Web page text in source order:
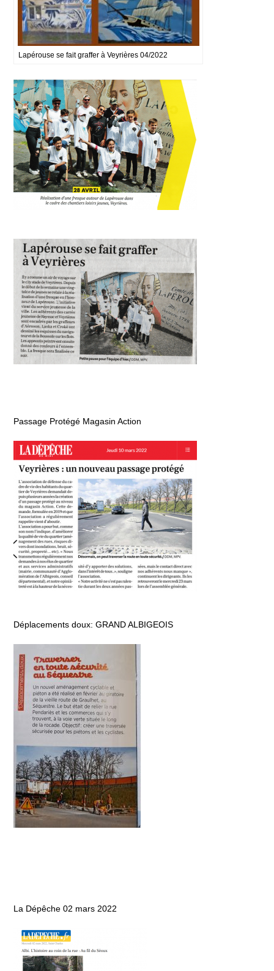
Lapérouse se fait graffer à Veyrières 04/2022
Passage Protégé Magasin Action
Déplacements doux: GRAND ALBIGEOIS
La Dépêche 02 mars 2022